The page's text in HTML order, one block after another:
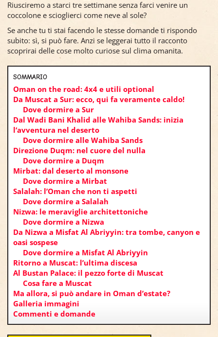
Riusciremo a starci tre settimane senza farci venire un
coccolone e scioglierci come neve al sole?
Se anche tu ti stai facendo le stesse domande ti rispondo
subito: sì, si può fare. Anzi se leggerai tutto il racconto
scoprirai delle cose molto curiose sul clima omanita.
SOMMARIO
Oman on the road: 4x4 e utili optional
Da Muscat a Sur: ecco, qui fa veramente caldo!
Dove dormire a Sur
Dal Wadi Bani Khalid alle Wahiba Sands: inizia
l‘avventura nel deserto
Dove dormire alle Wahiba Sands
Direzione Duqm: nel cuore del nulla
Dove dormire a Duqm
Mirbat: dal deserto al monsone
Dove dormire a Mirbat
Salalah: l’Oman che non ti aspetti
Dove dormire a Salalah
Nizwa: le meraviglie architettoniche
Dove dormire a Nizwa
Da Nizwa a Misfat Al Abriyyin: tra tombe, canyon e
oasi sospese
Dove dormire a Misfat Al Abriyyin
Ritorno a Muscat: l’ultima discesa
Al Bustan Palace: il pezzo forte di Muscat
Cosa fare a Muscat
Ma allora, si può andare in Oman d’estate?
Galleria immagini
Commenti e domande